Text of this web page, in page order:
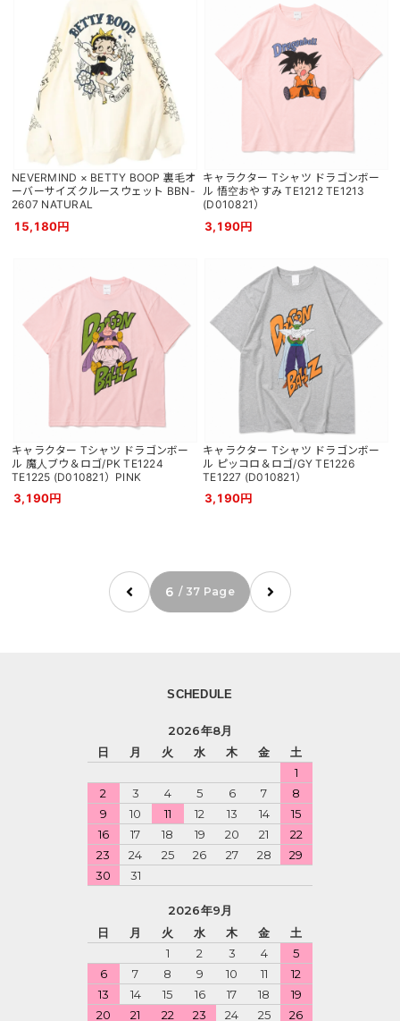
NEVERMIND × BETTY BOOP 裏毛オ
ーバーサイズクルースウェット BBN-
2607 NATURAL
15,180円
キャラクター Tシャツ ドラゴンボー
ル 悟空おやすみ TE1212 TE1213
(D010821）
3,190円
キャラクター Tシャツ ドラゴンボー
ル 魔人ブウ＆ロゴ/PK TE1224
TE1225 (D010821）PINK
3,190円
キャラクター Tシャツ ドラゴンボー
ル ピッコロ＆ロゴ/GY TE1226
TE1227 (D010821）
3,190円
6 / 37 Page
SCHEDULE
2026年8月
日
月 火 水 木 金
土
1
2
3 4 5 6 7
8
9
10 11 12 13 14
15
16
17 18 19 20 21
22
23
24 25 26 27 28
29
30
31
2026年9月
日
月 火 水 木 金
土
1
2 3 4
5
6
7 8 9 10 11
12
13
14 15 16 17 18
19
20
21 22 23 24 25
26